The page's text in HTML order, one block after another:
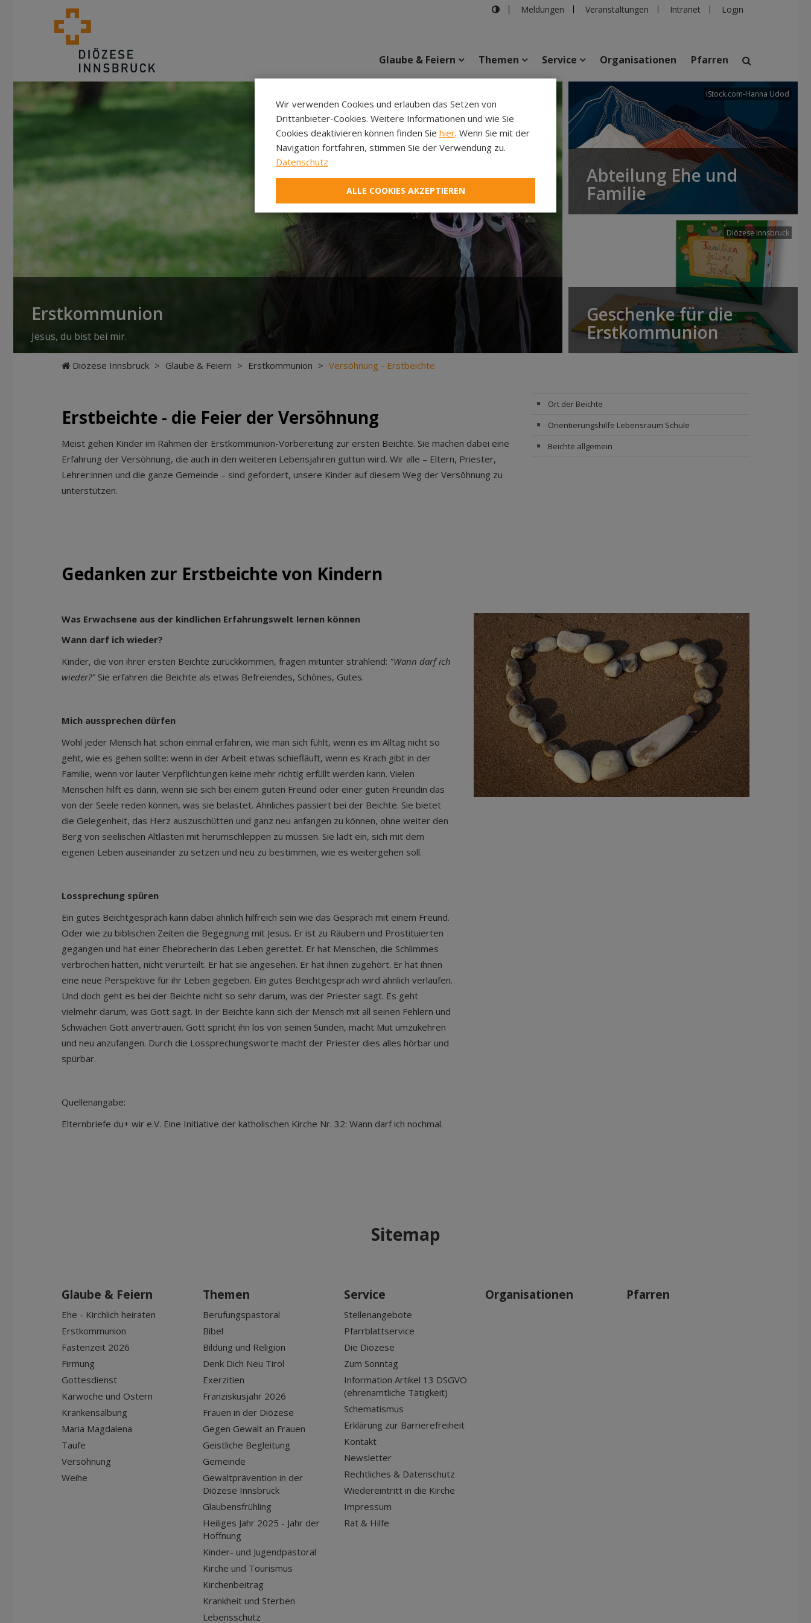
Meldungen Veranstaltungen Intranet Login
suchen
Veranstaltungen Personen Pfarren Einrichtungen
Glaube & Feiern Themen Service Organisationen Pfarren
Erstkommunion
Jesus, du bist bei mir.
iStock.com-Hanna Udod
Abteilung Ehe und
Familie
Diözese Innsbruck
Geschenke für die
Erstkommunion
Diözese Innsbruck > Glaube & Feiern > Erstkommunion > Versöhnung - Erstbeichte
Erstbeichte - die Feier der Versöhnung
Meist gehen Kinder im Rahmen der Erstkommunion-Vorbereitung zur ersten Beichte. Sie machen dabei eine
Erfahrung der Versöhnung, die auch in den weiteren Lebensjahren guttun wird. Wir alle – Eltern, Priester,
Lehrer:innen und die ganze Gemeinde – sind gefordert, unsere Kinder auf diesem Weg der Versöhnung zu
unterstützen.
Ort der Beichte
Orientierungshilfe Lebensraum Schule
Beichte allgemein
Gedanken zur Erstbeichte von Kindern
Was Erwachsene aus der kindlichen Erfahrungswelt lernen können
Wann darf ich wieder?
Kinder, die von ihrer ersten Beichte zurückkommen, fragen mitunter strahlend: "Wann darf ich
wieder?" Sie erfahren die Beichte als etwas Befreiendes, Schönes, Gutes.
Mich aussprechen dürfen
Wohl jeder Mensch hat schon einmal erfahren, wie man sich fühlt, wenn es im Alltag nicht so
geht, wie es gehen sollte: wenn in der Arbeit etwas schiefläuft, wenn es Krach gibt in der
Familie, wenn vor lauter Verpflichtungen keine mehr richtig erfüllt werden kann. Vielen
Menschen hilft es dann, wenn sie sich bei einem guten Freund oder einer guten Freundin das
von der Seele reden können, was sie belastet. Ähnliches passiert bei der Beichte. Sie bietet
die Gelegenheit, das Herz auszuschütten und ganz neu anfangen zu können, ohne weiter den
Berg von seelischen Altlasten mit herumschleppen zu müssen. Sie lädt ein, sich mit dem
eigenen Leben auseinander zu setzen und neu zu bestimmen, wie es weitergehen soll.
Lossprechung spüren
Ein gutes Beichtgespräch kann dabei ähnlich hilfreich sein wie das Gespräch mit einem Freund.
Oder wie zu biblischen Zeiten die Begegnung mit Jesus. Er ist zu Räubern und Prostituierten
gegangen und hat einer Ehebrecherin das Leben gerettet. Er hat Menschen, die Schlimmes
verbrochen hatten, nicht verurteilt. Er hat sie angesehen. Er hat ihnen zugehört. Er hat ihnen
eine neue Perspektive für ihr Leben gegeben. Ein gutes Beichtgespräch wird ähnlich verlaufen.
Und doch geht es bei der Beichte nicht so sehr darum, was der Priester sagt. Es geht
vielmehr darum, was Gott sagt. In der Beichte kann sich der Mensch mit all seinen Fehlern und
Schwächen Gott anvertrauen. Gott spricht ihn los von seinen Sünden, macht Mut umzukehren
und neu anzufangen. Durch die Lossprechungsworte macht der Priester dies alles hörbar und
spürbar.
Quellenangabe:
Elternbriefe du+ wir e.V. Eine Initiative der katholischen Kirche Nr. 32: Wann darf ich nochmal.
Sitemap
Glaube & Feiern
Ehe - Kirchlich heiraten
Erstkommunion
Fastenzeit 2026
Firmung
Gottesdienst
Karwoche und Ostern
Krankensalbung
Maria Magdalena
Taufe
Versöhnung
Weihe
Themen
Berufungspastoral
Bibel
Bildung und Religion
Denk Dich Neu Tirol
Exerzitien
Franziskusjahr 2026
Frauen in der Diözese
Gegen Gewalt an Frauen
Geistliche Begleitung
Gemeinde
Gewaltprävention in der
Diözese Innsbruck
Glaubensfrühling
Heiliges Jahr 2025 - Jahr der
Hoffnung
Kinder- und Jugendpastoral
Kirche und Tourismus
Kirchenbeitrag
Krankheit und Sterben
Lebensschutz
Service
Stellenangebote
Pfarrblattservice
Die Diözese
Zum Sonntag
Information Artikel 13 DSGVO
(ehrenamtliche Tätigkeit)
Schematismus
Erklärung zur Barrierefreiheit
Kontakt
Newsletter
Rechtliches & Datenschutz
Wiedereintritt in die Kirche
Impressum
Rat & Hilfe
Organisationen Pfarren
Wir verwenden Cookies und erlauben das Setzen von
Drittanbieter-Cookies. Weitere Informationen und wie Sie
Cookies deaktivieren können finden Sie hier. Wenn Sie mit der
Navigation fortfahren, stimmen Sie der Verwendung zu.
Datenschutz
ALLE COOKIES AKZEPTIEREN